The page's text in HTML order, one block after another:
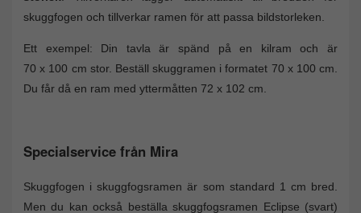
skuggfogen och tillverkar ramen för att passa bildstorleken.
Ett exempel: Din tavla är spänd på en kilram och är
70 x 100 cm stor. Beställ skuggramen i formatet 70 x 100 cm.
Du får då en ram med yttermåtten 72 x 102 cm.
Specialservice från Mira
Skuggfogen i skuggfogsramen är som standard 1 cm bred.
Men du kan också beställa skuggfogsramen Eclipse (svart)